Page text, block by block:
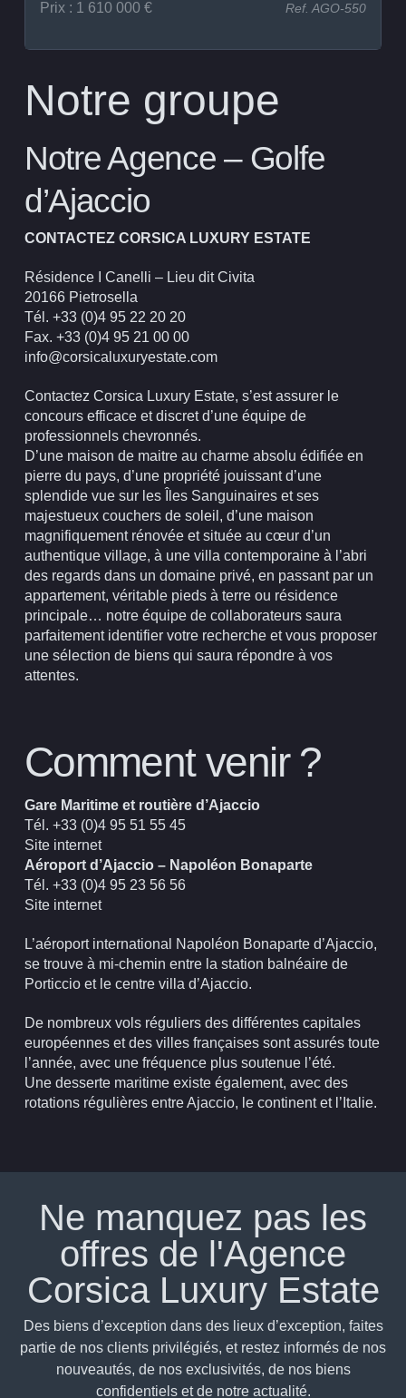
Prix : 1 610 000 € Ref. AGO-550
Notre groupe
Notre Agence – Golfe
d’Ajaccio
CONTACTEZ CORSICA LUXURY ESTATE
Résidence I Canelli – Lieu dit Civita
20166 Pietrosella
Tél. +33 (0)4 95 22 20 20
Fax. +33 (0)4 95 21 00 00
info@corsicaluxuryestate.com
Contactez Corsica Luxury Estate, s’est assurer le
concours efficace et discret d’une équipe de
professionnels chevronnés.
D’une maison de maitre au charme absolu édifiée en
pierre du pays, d’une propriété jouissant d’une
splendide vue sur les Îles Sanguinaires et ses
majestueux couchers de soleil, d’une maison
magnifiquement rénovée et située au cœur d’un
authentique village, à une villa contemporaine à l’abri
des regards dans un domaine privé, en passant par un
appartement, véritable pieds à terre ou résidence
principale… notre équipe de collaborateurs saura
parfaitement identifier votre recherche et vous proposer
une sélection de biens qui saura répondre à vos
attentes.
Comment venir ?
Gare Maritime et routière d’Ajaccio
Tél. +33 (0)4 95 51 55 45
Site internet
Aéroport d’Ajaccio – Napoléon Bonaparte
Tél. +33 (0)4 95 23 56 56
Site internet
L’aéroport international Napoléon Bonaparte d’Ajaccio,
se trouve à mi-chemin entre la station balnéaire de
Porticcio et le centre villa d’Ajaccio.
De nombreux vols réguliers des différentes capitales
européennes et des villes françaises sont assurés toute
l’année, avec une fréquence plus soutenue l’été.
Une desserte maritime existe également, avec des
rotations régulières entre Ajaccio, le continent et l’Italie.
Ne manquez pas les
offres de l'Agence
Corsica Luxury Estate
Des biens d’exception dans des lieux d’exception, faites
partie de nos clients privilégiés, et restez informés de nos
nouveautés, de nos exclusivités, de nos biens
confidentiels et de notre actualité.